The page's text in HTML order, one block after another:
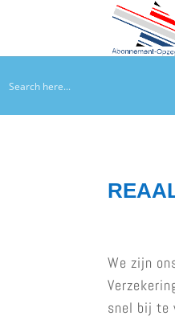
We zijn
snel bij te